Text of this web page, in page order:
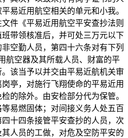
易近用航空相关的单元和小我。
件《平易近用航空平安查抄法则
班带领核准后，并可处三万元以下
空勤人员，第四十六条对有下列
航空器及其所载人员、财富的平
该当予以并交由平易近航机关审
亭，对施行飞翔使命的平易近用
的除外。由安检部分代为保管。
易燃固体；对间接义务人处五百
十四条接管平安查抄的人员，次
人员的工做，对危及空防平安的